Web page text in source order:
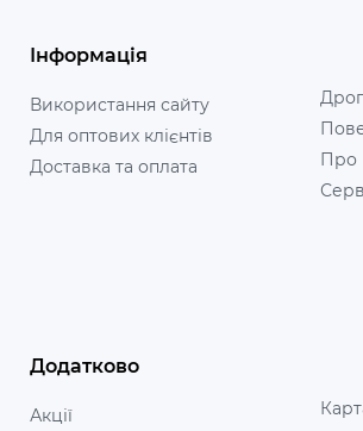
Інформація
Використання сайту
Для оптових клієнтів
Доставка та оплата
Про
Додатково
Акції